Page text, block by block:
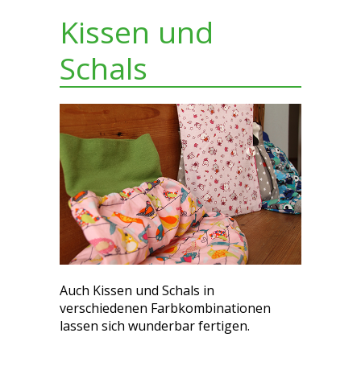
Kissen und
Schals
Auch Kissen und Schals in
verschiedenen Farbkombinationen
lassen sich wunderbar fertigen.